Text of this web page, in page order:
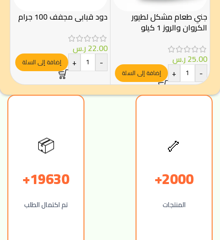
جني طعام مشكل لطيور
الكروان والروز 1 كيلو
25.00ر.س
-
+ إضافة إلى السلة
دود قبابي مجفف 100 جرام
22.00ر.س
-
+ إضافة إلى السلة
🦴
2000+
المنتجات
📦
19630+
تم اكتمال الطلب